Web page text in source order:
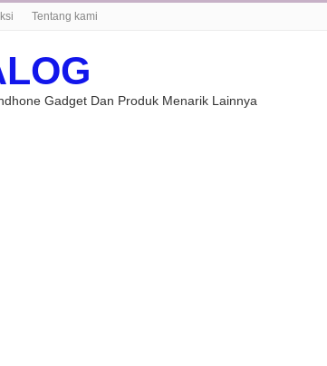
Tentang kami
Gadget Dan Produk Menarik Lainnya